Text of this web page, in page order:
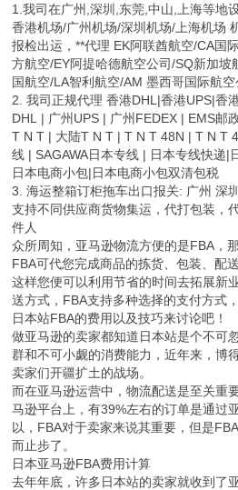
1.我司在广州,深圳,东莞,中山,上海等地
香港机场/广州机场/深圳机场/上海机场
报检出运，**代理 EK阿联酋航空/CA国
方航空/EY阿提哈德航空公司/SQ新加
国航空/LA智利航空/AM 墨西哥国际航空
2. 我司正规代理 香港DHL|香港UPS|香
DHL | 广州UPS | 广州FEDEX | EMS邮
T N T | 大陆T N T | T N T 48N | T N T
线 | SAGAWA日本专线 | 日本专线快递|
日本电商小包|日本电商小包双清包税
3. 海运整箱订柜拖车出口报关: 广州 深
支持不同供应商货物集运，代打包装，
件人
众所周知，亚马逊物流方便的是FBA，
FBA可代您完成商品的拣货、包装、配
这样您便可以利用节省的时间去拓展新
送方式，FBA支持多种选择的支付方式
日本站FBA的费用以及技巧来讨论吧！
做亚马逊的卖家都知道日本站是个不可
群和不可小觑的消费能力，近年来，博
卖家们开疆扩土的战场。
而在亚马逊运营中，物流配送是至关重
马逊平台上，有39%左右的订单是通过
以，FBA对于卖家来说其重要，但是
而止步了。
日本亚马逊FBA费用计算
去年年底，许多日本站的卖家就收到了